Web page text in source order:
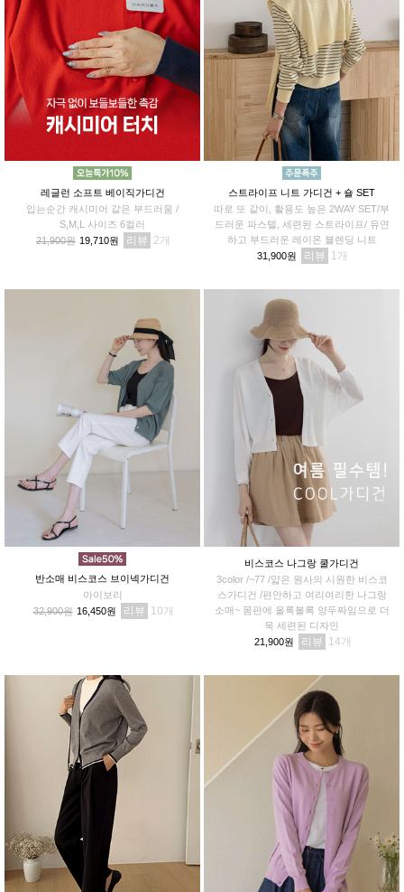
레글런 소프트 베이직가디건
입는순간 캐시미어 같은 부드러움 /
S,M,L 사이즈 6컬러
21,900원 19,710원 리뷰 2
스트라이프 니트 가디건 + 숄 SET
따로 또 같이, 활용도 높은 2WAY SET/부
드러운 파스텔, 세련된 스트라이프/ 유연
하고 부드러운 레이온 블렌딩 니트
31,900원
리뷰 1
반소매 비스코스 브이넥가디건
아이보리
32,900원 16,450원 리뷰 10
비스코스 나그랑 쿨가디건
3color /~77 /얇은 원사의 시원한 비스코
스가디건 /편안하고 여리여리한 나그랑
소매~ 몸판에 올록볼록 양두짜임으로 더
욱 세련된 디자인
21,900원
리뷰 14